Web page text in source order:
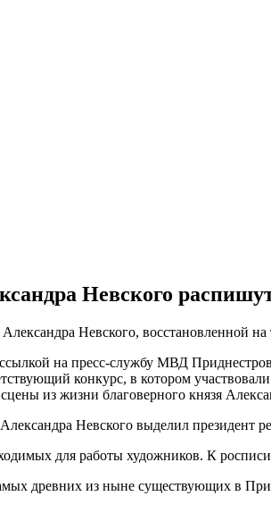
Невского
Невского, восстановленной
на пресс-службу МВД
конкурс, в котором
из жизни благоверного князя
Невского выделил президент
для работы художников. К
древних из ныне существующих в